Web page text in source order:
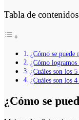
Tabla de
¿Cómo se puede
¿Cómo
¿Cuáles son los
¿Cuáles son los
¿Cómo se